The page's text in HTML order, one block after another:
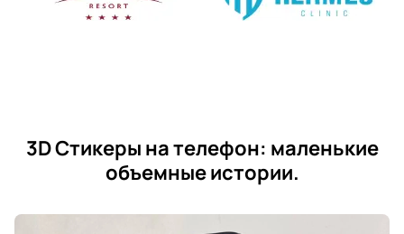
3D Стикеры на телефон: маленькие
объемные истории.